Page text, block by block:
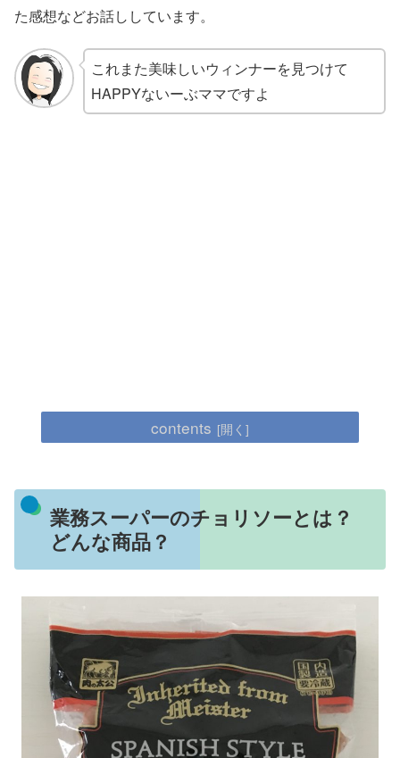
た感想などお話ししています。
これまた美味しいウィンナーを見つけて
HAPPYないーぶママですよ
contents
業務スーパーのチョリソーとは？
どんな商品？